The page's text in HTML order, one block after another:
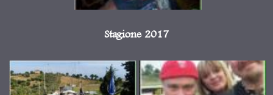
Stagione 2017